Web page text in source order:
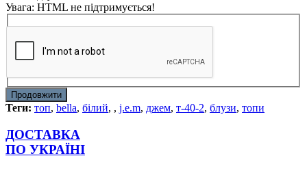
Увага: HTML не підтримується!
Продовжити
Теги: топ, bella, білий, , j.e.m, джем, т-40-2, блузи, топи
ДОСТАВКА
ПО УКРАЇНІ